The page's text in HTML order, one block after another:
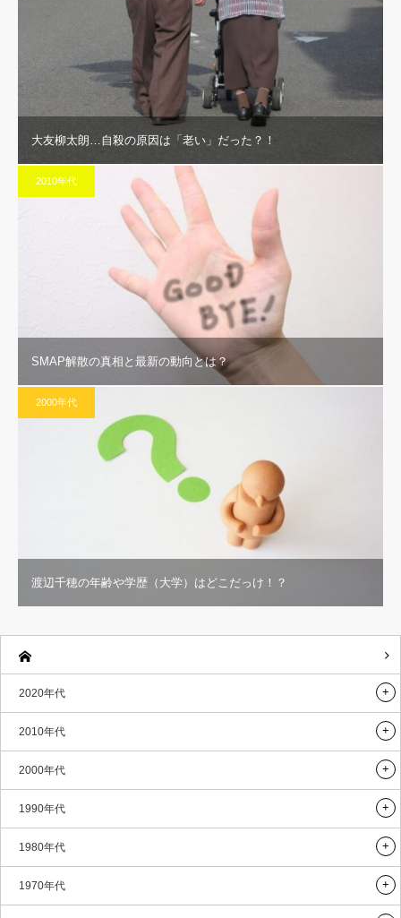
大友柳太朗…自殺の原因は「老い」だった？！
2010年代
SMAP解散の真相と最新の動向とは？
2000年代
渡辺千穂の年齢や学歴（大学）はどこだっけ！？
2020年代
2010年代
2000年代
1990年代
1980年代
1970年代